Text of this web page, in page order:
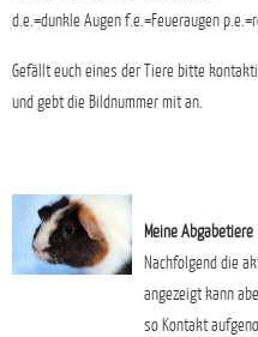
d.e.=dunkle Augen f.e.=Feueraugen
Gefällt euch eines der Tiere bitte
und gebt die Bildnummer mit an.
Meine Abgabetiere
Nachfolgend die
angezeigt kann
so Kontakt